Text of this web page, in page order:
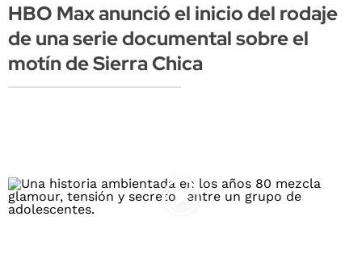
HBO Max anunció el inicio del rodaje
de una serie documental sobre el
motín de Sierra Chica